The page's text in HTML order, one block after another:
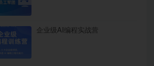
企业级AI编程实战营